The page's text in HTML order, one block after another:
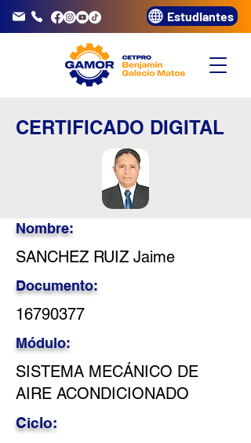
3320072 Estudiantes
CERTIFICADO DIGITAL
Nombre:
SANCHEZ RUIZ Jaime
Documento:
16790377
Módulo:
SISTEMA MECÁNICO DE
AIRE ACONDICIONADO
Ciclo: